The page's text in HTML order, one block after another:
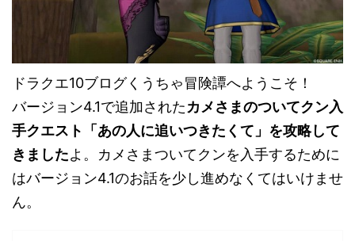
ドラクエ10ブログくうちゃ冒険譚へようこそ！
バージョン4.1で追加されたカメさまのついてクン入
手クエスト「あの人に追いつきたくて」を攻略して
きましたよ。カメさまついてクンを入手するために
はバージョン4.1のお話を少し進めなくてはいけませ
ん。